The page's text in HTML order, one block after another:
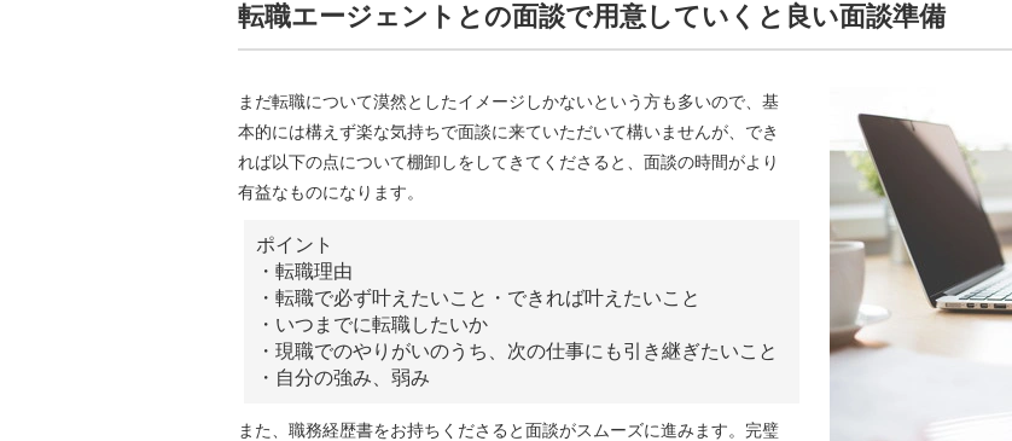
転職エージェントとの面談で用意していくと良い面談準備
まだ転職について漠然としたイメージしかないという方も多いので、基
本的には構えず楽な気持ちで面談に来ていただいて構いませんが、でき
れば以下の点について棚卸しをしてきてくださると、面談の時間がより
有益なものになります。
ポイント
・転職理由
・転職で必ず叶えたいこと・できれば叶えたいこと
・いつまでに転職したいか
・現職でのやりがいのうち、次の仕事にも引き継ぎたいこと
・自分の強み、弱み
また、職務経歴書をお持ちくださると面談がスムーズに進みます。完璧